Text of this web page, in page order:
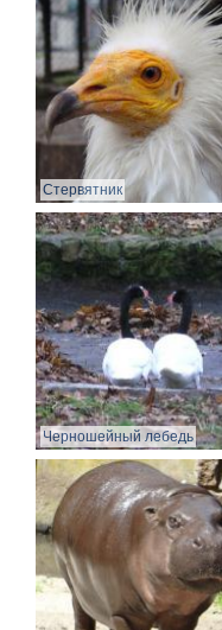
Стервятник
Черношейный лебедь